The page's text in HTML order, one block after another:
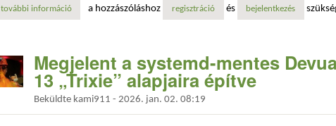
további információegy csipetnyi nosztalgia: a midesktop új életre kelti a kde 1-et
a hozzászóláshoz regisztráció és bejelentkezés
Megjelent a systemd-mentes
13 „Trixie” alapjaira építve
Beküldte kami911 - 2026. jan. 02. 08:19